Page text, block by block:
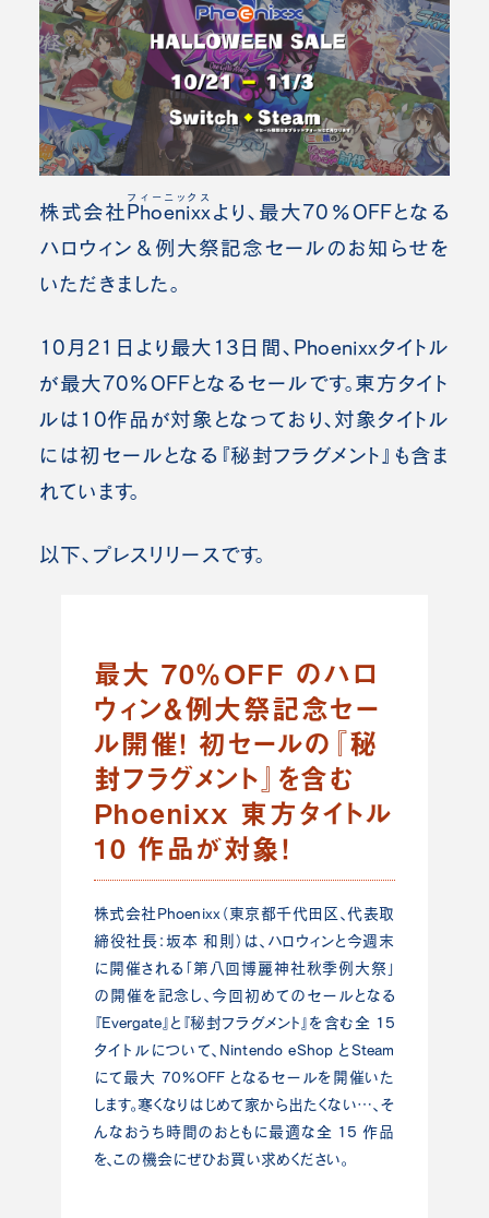
株式会社 Phoenixx
フィーニックス
より、最大70％OFFとなる
ハロウィン＆例大祭記念セールのお知らせを
いただきました。
10月21日より最大13日間、 Phoenixxタイトル
が最大70%OFFとなるセールです。東方タイト
ルは10作品が対象となっており、対象タイトル
には初セールとなる『秘封フラグメント』も含ま
れています。
以下、プレスリリースです。
最大 70％OFF のハロ
ウィン＆例大祭記念セー
ル開催！ 初セールの『秘
封フラグメント』を含む
Phoenixx 東方タイトル
10 作品が対象！
株式会社Phoenixx（東京都千代田区、代表取
締役社長：坂本 和則）は、ハロウィンと今週末
に開催される「第八回博麗神社秋季例大祭」
の開催を記念し、今回初めてのセールとなる
『Evergate』と『秘封フラグメント』を含む全 15
タイトルについて、Nintendo eShop とSteam
にて最大 70%OFF となるセールを開催いた
します。寒くなりはじめて家から出たくない…、そ
んなおうち時間のおともに最適な全 15 作品
を、この機会にぜひお買い求めください。